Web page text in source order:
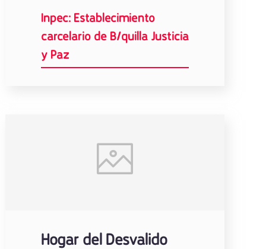
Inpec: Establecimiento
carcelario de B/quilla Justicia
y Paz
Hogar del Desvalido